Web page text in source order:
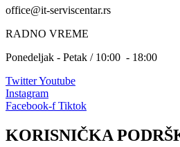
office@it-serviscentar.rs
RADNO VREME
Ponedeljak - Petak / 10:00 - 18:00
TwitterYoutube
Instagram
Facebook-f Tiktok
KORISNIČKA